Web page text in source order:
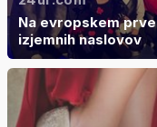
Na evropskem
izjemnih naslovov